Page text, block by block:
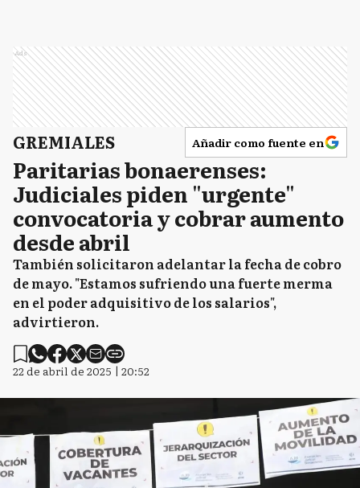
Ads
GREMIALES Añadir como fuente en
Paritarias bonaerenses:
Judiciales piden "urgente"
convocatoria y cobrar aumento
desde abril
También solicitaron adelantar la fecha de cobro
de mayo. "Estamos sufriendo una fuerte merma
en el poder adquisitivo de los salarios",
advirtieron.
22 de abril de 2025 | 20:52